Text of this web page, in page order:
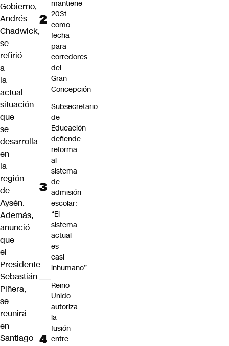
Gobierno,
Andrés
Chadwick,
se
refirió
a
la
actual
situación
que
se
desarrolla
en
la
región
de
Aysén.
Además,
anunció
que
el
Presidente
Sebastián
Piñera,
se
reunirá
en
Santiago
mantiene
2031
como
fecha
para
corredores
del
Gran
Concepción
Subsecretario
de
Educación
defiende
reforma
al
sistema
de
admisión
escolar:
“El
sistema
actual
es
casi
inhumano”
Reino
Unido
autoriza
la
fusión
entre